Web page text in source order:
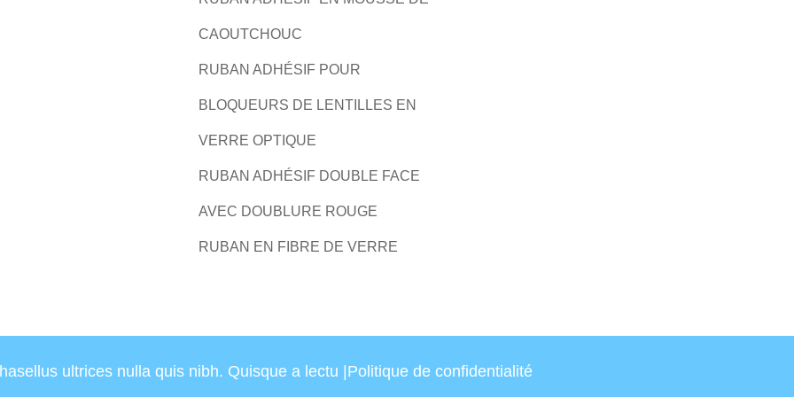
CAOUTCHOUC
RUBAN ADHÉSIF POUR
BLOQUEURS DE LENTILLES EN
VERRE OPTIQUE
RUBAN ADHÉSIF DOUBLE FACE
AVEC DOUBLURE ROUGE
RUBAN EN FIBRE DE VERRE
ultrices nulla quis nibh. Quisque a lectu | Politique de confidentialité